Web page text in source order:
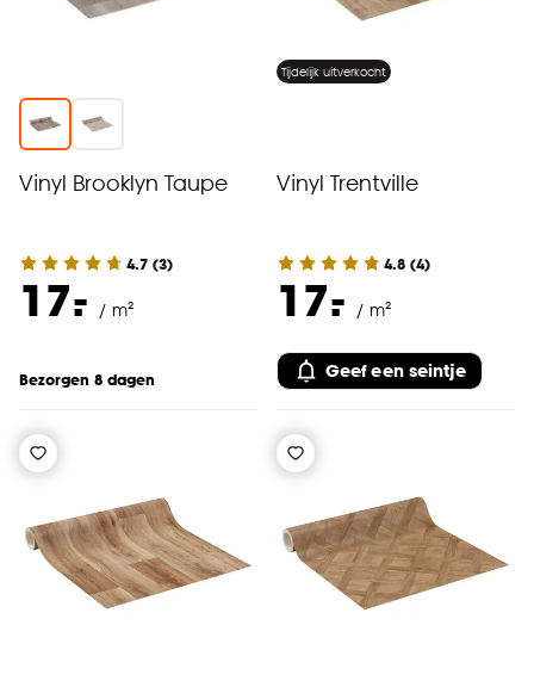
Vinyl Brooklyn Taupe
4.7 (3)
17.
- / m²
Bezorgen 8 dagen
Tijdelijk uitverkocht
Vinyl Trentville
4.8 (4)
17.
- / m²
Geef een seintje